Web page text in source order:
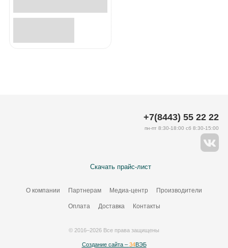
Скачать прайс-лист
О компании Партнерам Медиа-центр Производители
Оплата Доставка Контакты
+7(8443) 55 22 22
пн-пт 8:30-18:00 сб 8:30-15:00
© 2016–2026 Все права защищены
Создание сайта – 34ВЭБ